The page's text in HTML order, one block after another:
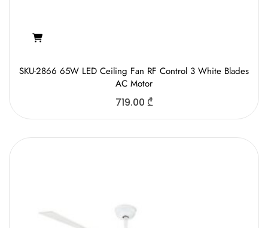
SKU-2866 65W LED Ceiling Fan RF Control 3 White Blades
AC Motor
719.00 ₾